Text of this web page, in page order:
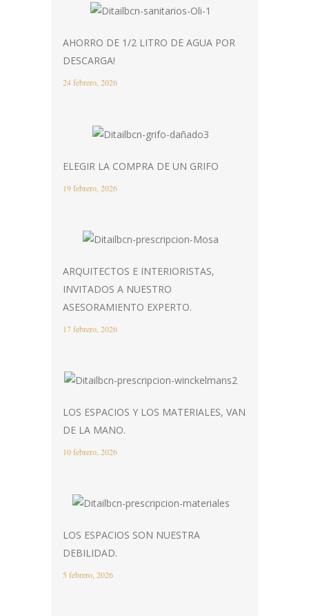
AHORRO DE 1/2 LITRO DE AGUA POR
DESCARGA!
24 febrero, 2026
ELEGIR LA COMPRA DE UN GRIFO
19 febrero, 2026
ARQUITECTOS E INTERIORISTAS,
INVITADOS A NUESTRO
ASESORAMIENTO EXPERTO.
17 febrero, 2026
LOS ESPACIOS Y LOS MATERIALES, VAN
DE LA MANO.
10 febrero, 2026
LOS ESPACIOS SON NUESTRA
DEBILIDAD.
5 febrero, 2026